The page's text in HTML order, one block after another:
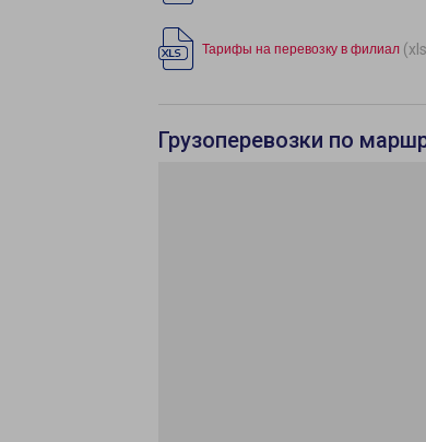
Тарифы на перевозку в филиал
Грузоперевозки по